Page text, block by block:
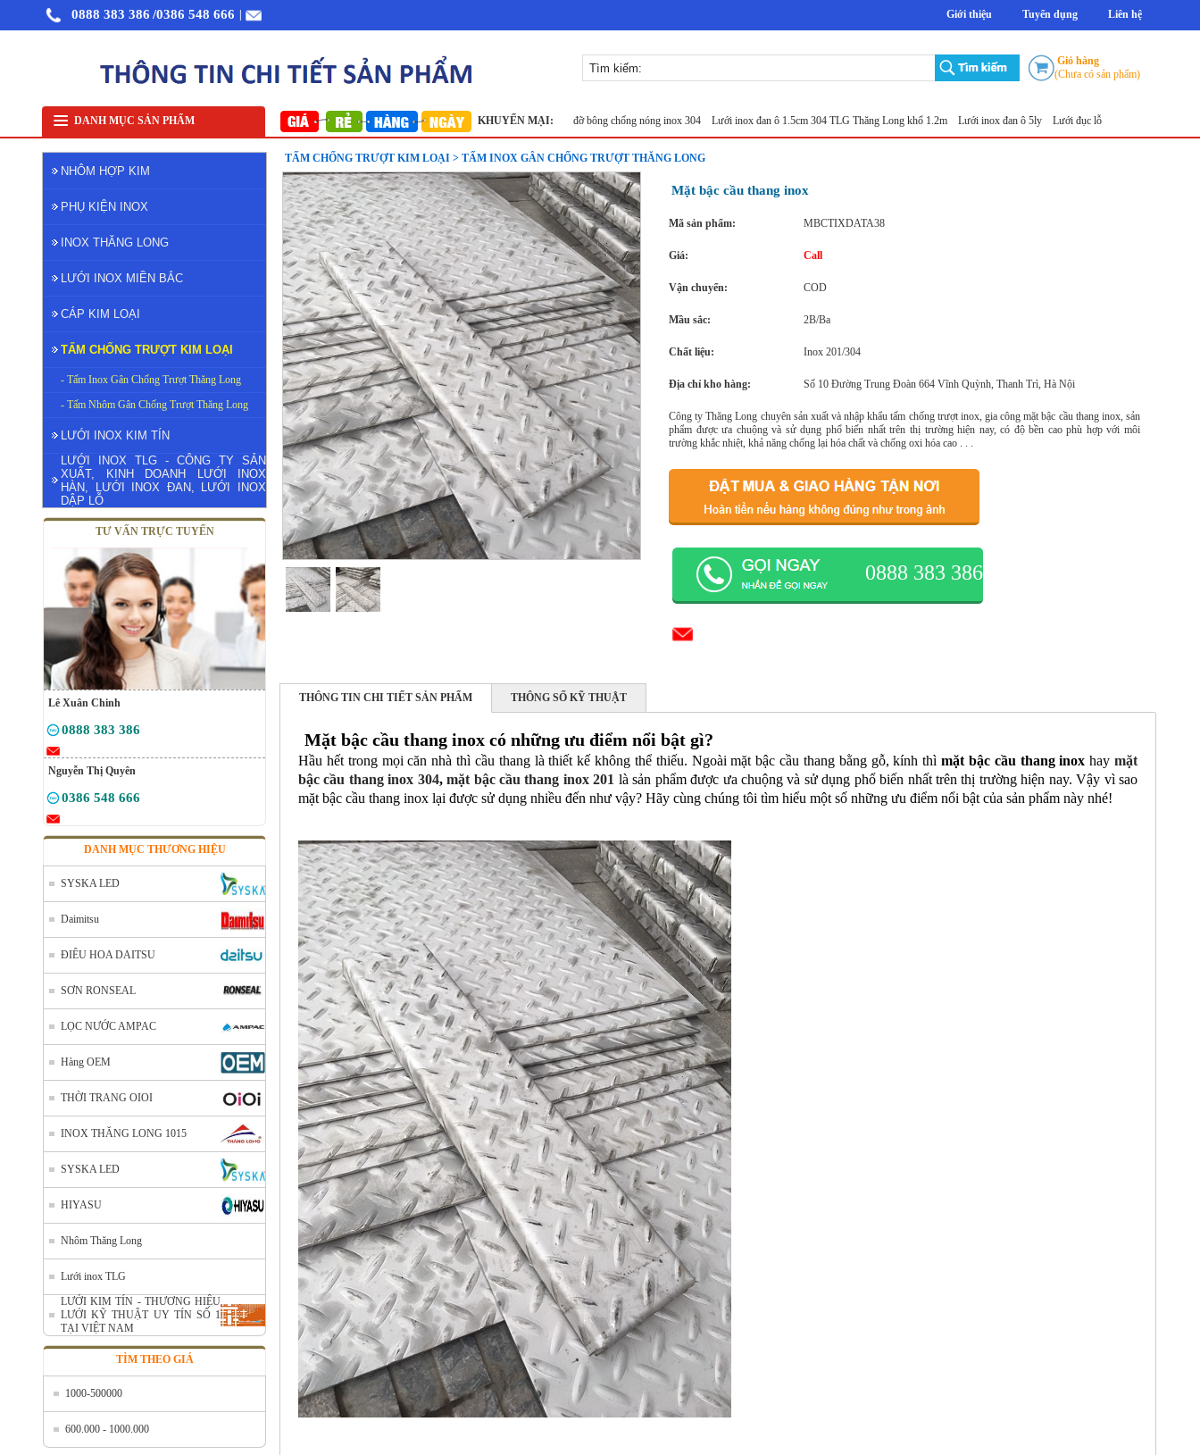
0888 383 386 /0386 548 666 Giới thiệu Tuyển dụng Liên hệ
Giỏ hàng
(Chưa có sản phẩm)
DANH MỤC SẢN PHẨM KHUYẾN MẠI:
Nhôm cuộn cắt lẻ Nhôm cuộn A1050 Nhôm bảo ôn cuộn mỏng A1050 Lưới inox 304 Lưới inox Miền Bắc Lưới đỡ bông chống nóng inox 304 Lưới inox đan ô 1.5cm 304 TLG Thăng Long khổ 1.2m Lưới inox đan ô 5ly Lưới đục lỗ tròn Sản xuất lưới inox đột
NHÔM HỢP KIM
PHỤ KIỆN INOX
INOX THĂNG LONG
LƯỚI INOX MIỀN BẮC
CÁP KIM LOẠI
TẤM CHỐNG TRƯỢT KIM LOẠI
- Tấm Inox Gân Chống Trượt Thăng Long
- Tấm Nhôm Gân Chống Trượt Thăng Long
LƯỚI INOX KIM TÍN
LƯỚI INOX TLG - CÔNG TY SẢN
XUẤT, KINH DOANH LƯỚI INOX
HÀN, LƯỚI INOX ĐAN, LƯỚI INOX
DẬP LỖ
TƯ VẤN TRỰC TUYẾN
Lê Xuân Chinh
0888 383 386
Nguyễn Thị Quyên
0386 548 666
DANH MỤC THƯƠNG HIỆU
SYSKA LED
Daimitsu
ĐIÊU HOA DAITSU
SƠN RONSEAL
LỌC NƯỚC AMPAC
Hàng OEM
THỜI TRANG OIOI
INOX THĂNG LONG 1015
SYSKA LED
HIYASU
Nhôm Thăng Long
Lưới inox TLG
LƯỚI KIM TÍN - THƯƠNG HIỆU
LƯỚI KỸ THUẬT UY TÍN SỐ 1
TẠI VIỆT NAM
TÌM THEO GIÁ
1000-500000
600.000 - 1000.000
Nhôm cuộn cắt lẻ
TẤM CHỐNG TRƯỢT KIM LOẠI > TẤM INOX GÂN CHỐNG TRƯỢT THĂNG LONG
Mặt bậc cầu thang inox
Mã sản phẩm: MBCTIXDATA38
Giá: Call
Vận chuyển: COD
Mầu sắc: 2B/Ba
Chất liệu: Inox 201/304
Địa chỉ kho hàng: Số 10 Đường Trung Đoàn 664 Vĩnh Quỳnh, Thanh Trì, Hà Nội
Công ty Thăng Long chuyên sản xuất và nhập khẩu tấm chống trượt inox, gia công mặt bậc cầu thang inox, sản
phẩm được ưa chuộng và sử dụng phổ biến nhất trên thị trường hiện nay, có độ bền cao phù hợp với môi
trường khắc nhiệt, khả năng chống lại hóa chất và chống oxi hóa cao . . .
0888 383 386
THÔNG TIN CHI TIẾT SẢN PHẨM THÔNG SỐ KỸ THUẬT
Mặt bậc cầu thang inox có những ưu điểm nổi bật gì?
Hầu hết trong mọi căn nhà thì cầu thang là thiết kế không thể thiếu. Ngoài mặt bậc cầu thang bằng gỗ, kính thì mặt bậc cầu thang inoxhay mặt
bậc cầu thang inox 304,mặt bậc cầu thang inox 201 là sản phẩm được ưa chuộng và sử dụng phổ biến nhất trên thị trường hiện nay. Vậy vì sao
mặt bậc cầu thang inox lại được sử dụng nhiều đến như vậy? Hãy cùng chúng tôi tìm hiểu một số những ưu điểm nổi bật của sản phẩm này nhé!